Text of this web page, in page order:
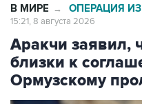
В МИРЕ → ОПЕРАЦИЯ
15:21, 8 августа 2026
Аракчи заявил,
близки к
Ормузскому